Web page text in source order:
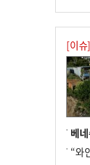
10 수
랴
[이슈]